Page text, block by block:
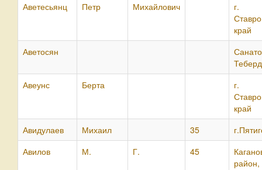
Аветесьянц
Петр Михайлович
г.
край
Аветосян
Авеунс
Берта
г.
край
Авидулаев
Михаил 35
Авилов
М. Г. 45
район,